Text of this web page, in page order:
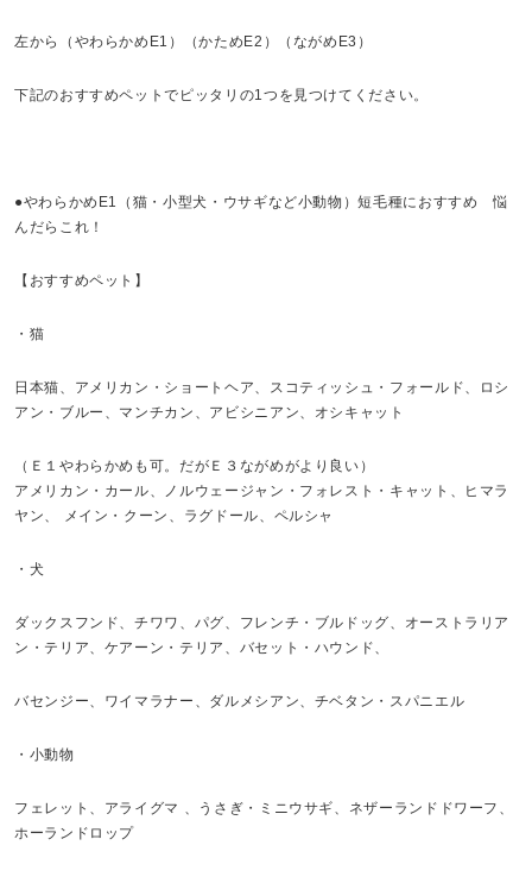
左から（やわらかめE1）（かためE2）（ながめE3）
下記のおすすめペットでピッタリの1つを見つけてください。
●やわらかめE1（猫・小型犬・ウサギなど小動物）短毛種におすすめ 悩
んだらこれ！
【おすすめペット】
・猫
日本猫、アメリカン・ショートヘア、スコティッシュ・フォールド、ロシ
アン・ブルー、マンチカン、アビシニアン、オシキャット
（Ｅ１やわらかめも可。だがＥ３ながめがより良い）
アメリカン・カール、ノルウェージャン・フォレスト・キャット、ヒマラ
ヤン、 メイン・クーン、ラグドール、ペルシャ
・犬
ダックスフンド、チワワ、パグ、フレンチ・ブルドッグ、オーストラリア
ン・テリア、ケアーン・テリア、バセット・ハウンド、
バセンジー、ワイマラナー、ダルメシアン、チベタン・スパニエル
・小動物
フェレット、アライグマ 、うさぎ・ミニウサギ、ネザーランドドワーフ、
ホーランドロップ